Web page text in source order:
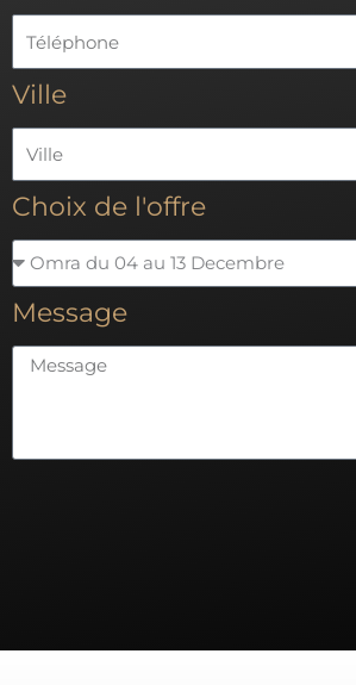
Ville
Choix de l'offre
Message